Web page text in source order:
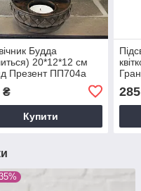
Будда
20*12*12 см
Презент ПП704а
₴
Купити
285